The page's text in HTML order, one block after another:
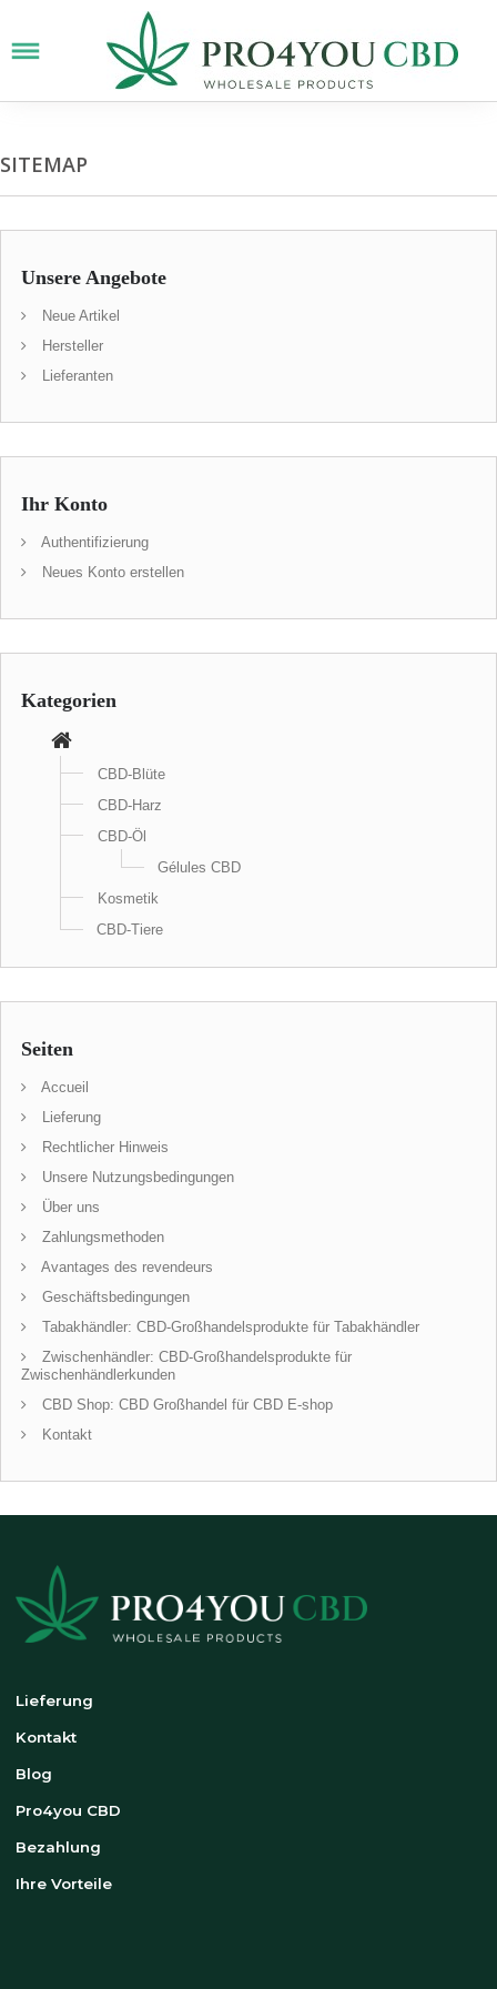
SITEMAP
Unsere Angebote
Neue Artikel
Hersteller
Lieferanten
Ihr Konto
Authentifizierung
Neues Konto erstellen
Kategorien
CBD-Blüte
CBD-Harz
CBD-Öl
Gélules CBD
Kosmetik
CBD-Tiere
Seiten
Accueil
Lieferung
Rechtlicher Hinweis
Unsere Nutzungsbedingungen
Über uns
Zahlungsmethoden
Avantages des revendeurs
Geschäftsbedingungen
Tabakhändler: CBD-Großhandelsprodukte für Tabakhändler
Zwischenhändler: CBD-Großhandelsprodukte für
Zwischenhändlerkunden
CBD Shop: CBD Großhandel für CBD E-shop
Kontakt
Lieferung
Kontakt
Blog
Pro4you CBD
Bezahlung
Ihre Vorteile